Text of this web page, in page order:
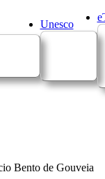
Unesco
Bento de Gouveia